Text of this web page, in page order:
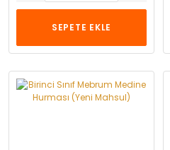
SEPETE EKLE